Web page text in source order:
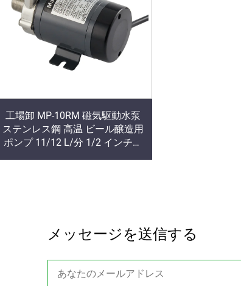
工場卸 MP-10RM 磁気駆動水泵
ステンレス鋼 高温 ビール醸造用
ポンプ 11/12 L/分 1/2 インチ出
メッセージを送信する